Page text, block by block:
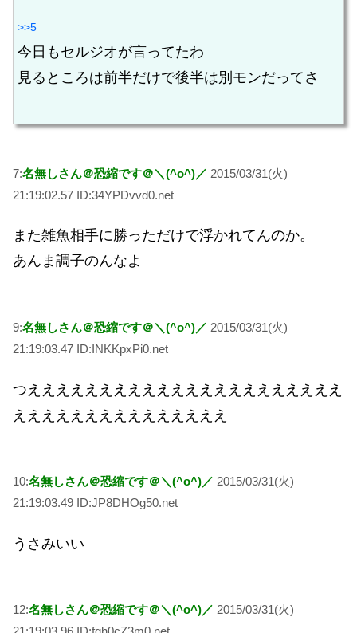
>>5
今日もセルジオが言ってたわ
見るところは前半だけで後半は別モンだってさ
7:名無しさん＠恐縮です＠＼(^o^)／ 2015/03/31(火)
21:19:02.57 ID:34YPDvvd0.net
また雑魚相手に勝っただけで浮かれてんのか。
あんま調子のんなよ
9:名無しさん＠恐縮です＠＼(^o^)／ 2015/03/31(火)
21:19:03.47 ID:INKKpxPi0.net
つええええええええええええええええええええええ
えええええええええええええええ
10:名無しさん＠恐縮です＠＼(^o^)／ 2015/03/31(火)
21:19:03.49 ID:JP8DHOg50.net
うさみいい
12:名無しさん＠恐縮です＠＼(^o^)／ 2015/03/31(火)